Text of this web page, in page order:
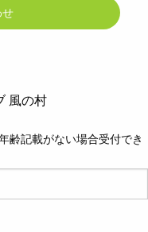
風の村
齢記載がない場合受付でき